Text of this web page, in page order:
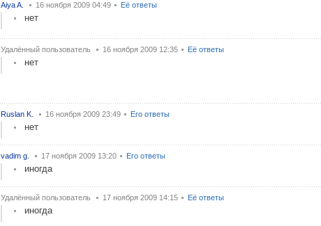
Aiya A. 16 ноября 2009 04:49 Её ответы
нет
Удалённый пользователь 16 ноября 2009 12:35 Её ответы
нет
Ruslan K. 16 ноября 2009 23:49 Его ответы
нет
vadim g. 17 ноября 2009 13:20 Его ответы
иногда
Удалённый пользователь 17 ноября 2009 14:15 Её ответы
иногда